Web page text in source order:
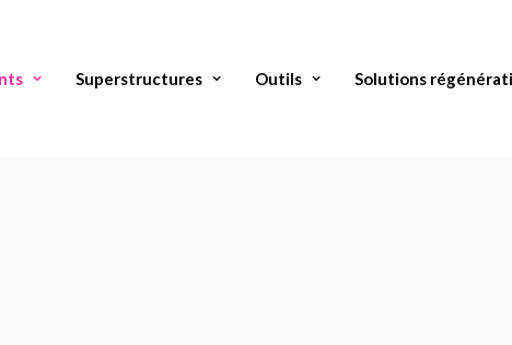
Superstructures Outils Solutions